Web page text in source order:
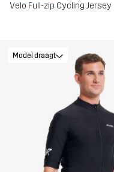
Velo Full-zip Cycling Jersey
Model draagt